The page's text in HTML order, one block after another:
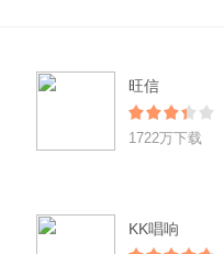
旺信
1722万下载
KK唱响